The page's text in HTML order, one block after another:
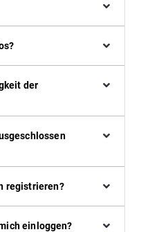
der
registrieren?
einloggen?